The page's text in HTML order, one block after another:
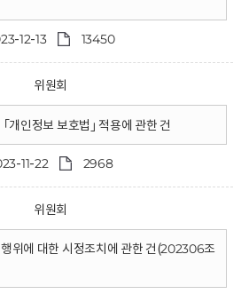
12-13 13450
위원회
개인정보 보호법｣ 적용에 관한 건
11-22 2968
위원회
위에 대한 시정조치에 관한 건(202306조